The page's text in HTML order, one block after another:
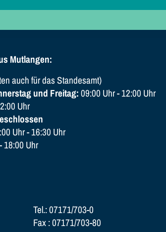
Mutlangen:
auch für das Standesamt)
und Freitag:09:00 Uhr - 12:00 Uhr
Uhr
Uhr - 16:30 Uhr
18:00 Uhr
Tel.: 07171/703-0
Fax : 07171/703-80